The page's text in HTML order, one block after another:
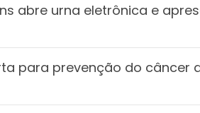
abre urna eletrônica e
para prevenção do câncer